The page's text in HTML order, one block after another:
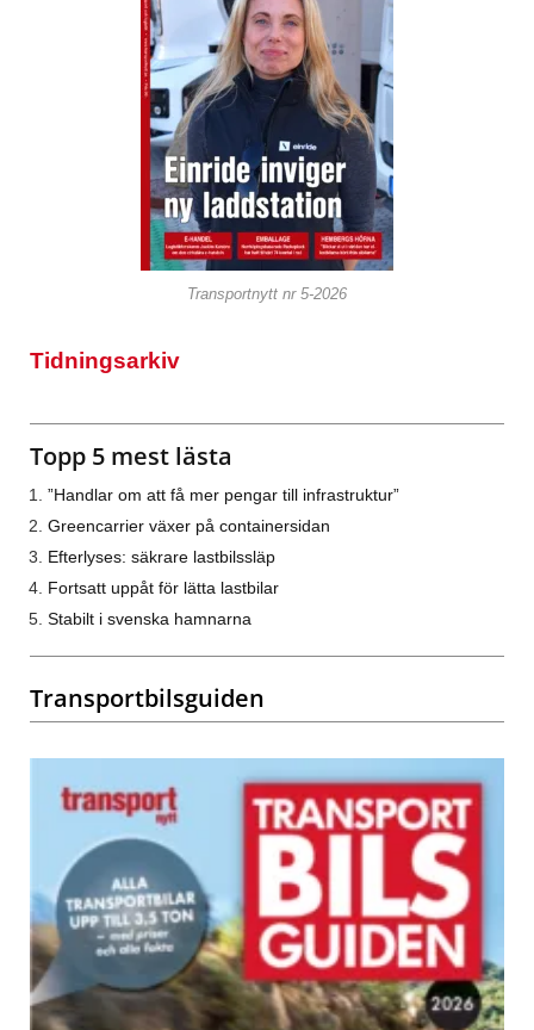
Transportnytt nr 5-2026
Tidningsarkiv
Topp 5 mest lästa
”Handlar om att få mer pengar till infrastruktur”
Greencarrier växer på containersidan
Efterlyses: säkrare lastbilssläp
Fortsatt uppåt för lätta lastbilar
Stabilt i svenska hamnarna
Transportbilsguiden